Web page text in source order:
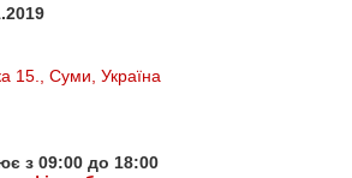
15., Суми, Україна
з 09:00 до 18:00